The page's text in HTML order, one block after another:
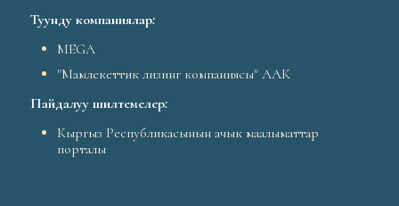
Туунду компаниялар:
MEGA
"Мамлекеттик лизинг компаниясы" ААК
Пайдалуу шилтемелер:
Кыргыз Республикасынын ачык маалыматтар
порталы